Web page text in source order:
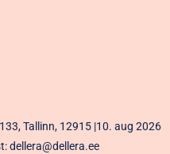
Tallinn, 12915 |10. aug 2026
dellera@dellera.ee